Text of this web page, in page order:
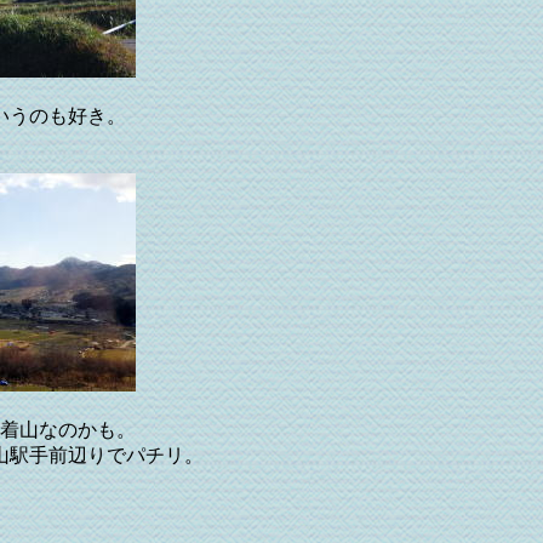
うのも好き。
山なのかも。
手前辺りでパチリ。